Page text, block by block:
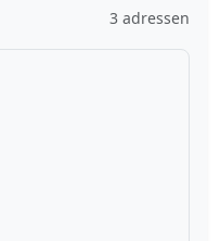
3 adressen